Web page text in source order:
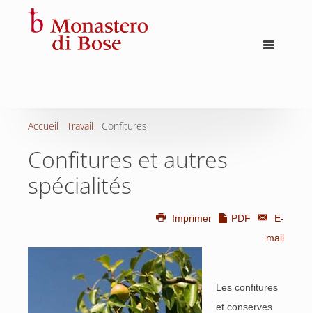
Accueil Travail Confitures
Confitures et autres
spécialités
Imprimer PDF
E-
mail
Les confitures
et conserves